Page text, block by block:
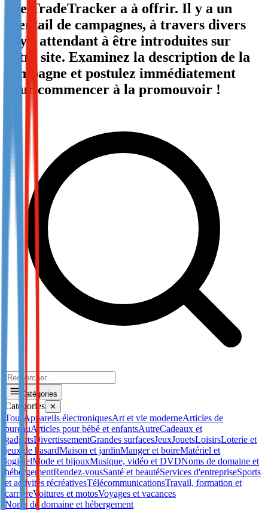
Not already our Publisher?
que TradeTracker a à offrir. Il y a un
éventail de campagnes, à travers divers
pays, attendant à être introduites sur
votre site. Examinez la description de la
campagne et postulez immédiatement
pour commencer à la promouvoir !
Catégories
Catégories ✕
Tous Appareils électroniquesArt et vie moderneArticles de
bureauArticles pour bébé et enfantsAutreCadeaux et
gadgetsDivertissementGrandes surfacesJeuxJouetsLoisirsLoterie et
jeux de hasardMaison et jardinManger et boireMatériel et
logicielMode et bijouxMusique, vidéo et DVDNoms de domaine et
hébergementRendez-vousSanté et beautéServices d'entrepriseSports
et activités récréativesTélécommunicationsTravail, formation et
carrièreVoitures et motosVoyages et vacances
Noms de domaine et hébergement